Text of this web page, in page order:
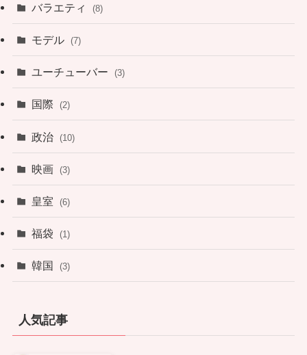
バラエティ (8)
モデル (7)
ユーチューバー (3)
国際 (2)
政治 (10)
映画 (3)
皇室 (6)
福袋 (1)
韓国 (3)
人気記事